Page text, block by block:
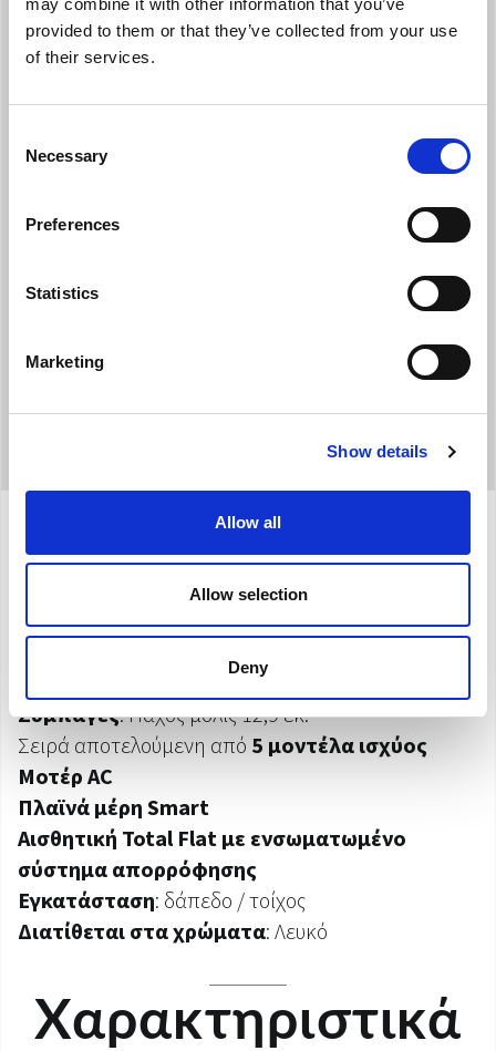
provided to them or that they’ve collected from your use
of their services.
Selection
Necessary
Preferences
Statistics
Marketing
Show details
Allow all
Allow selection
Deny
>> ενίσχυση του φυσικού φαινομένου
Προδιαγραφές
Συμπαγές: Πάχος μόλις 12,9 εκ.
Σειρά αποτελούμενη από 5 μοντέλα ισχύος
Μοτέρ AC
Πλαϊνά μέρη Smart
Αισθητική Total Flat με ενσωματωμένο
σύστημα απορρόφησης
Εγκατάσταση: δάπεδο / τοίχος
Διατίθεται στα χρώματα: Λευκό
Χαρακτηριστικά